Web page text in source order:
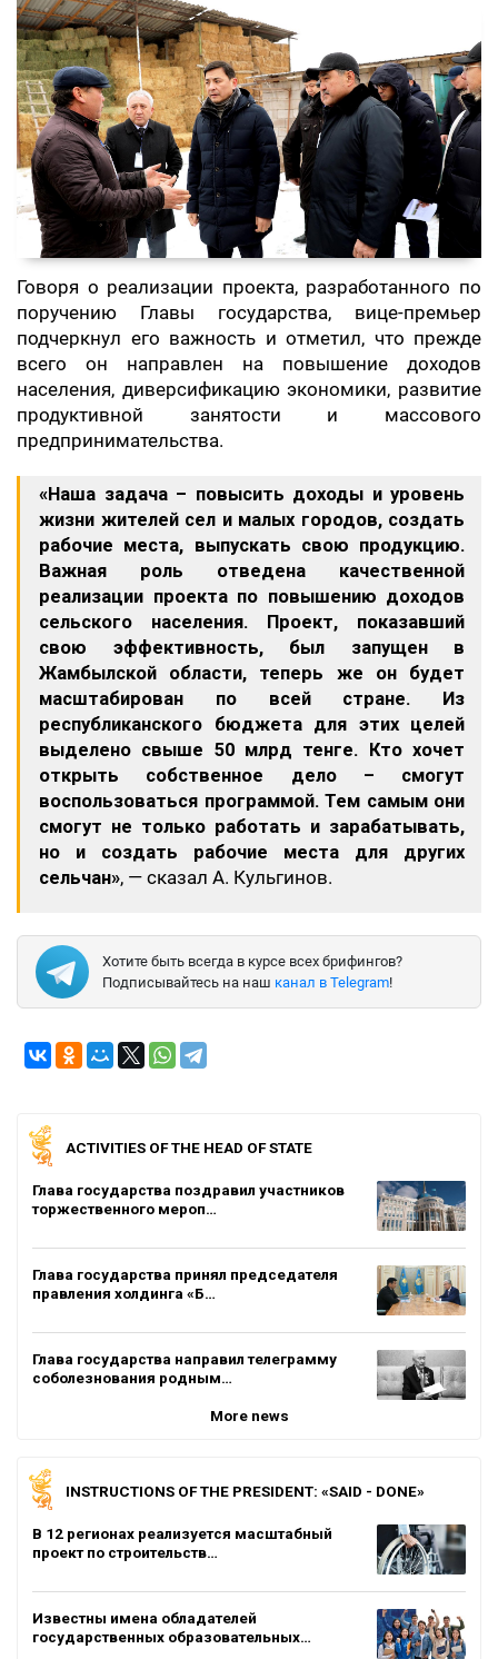
Говоря о реализации проекта, разработанного по
поручению Главы государства, вице-премьер
подчеркнул его важность и отметил, что прежде
всего он направлен на повышение доходов
населения, диверсификацию экономики, развитие
продуктивной занятости и массового
предпринимательства.
«Наша задача – повысить доходы и уровень
жизни жителей сел и малых городов, создать
рабочие места, выпускать свою продукцию.
Важная роль отведена качественной
реализации проекта по повышению доходов
сельского населения. Проект, показавший
свою эффективность, был запущен в
Жамбылской области, теперь же он будет
масштабирован по всей стране. Из
республиканского бюджета для этих целей
выделено свыше 50 млрд тенге. Кто хочет
открыть собственное дело – смогут
воспользоваться программой. Тем самым они
смогут не только работать и зарабатывать,
но и создать рабочие места для других
сельчан», — сказал А. Кульгинов.
Хотите быть всегда в курсе всех брифингов?
Подписывайтесь на наш канал в Telegram!
ACTIVITIES OF THE HEAD OF STATE
Глава государства поздравил участников
торжественного мероп…
Глава государства принял председателя
правления холдинга «Б…
Глава государства направил телеграмму
соболезнования родным…
More news
INSTRUCTIONS OF THE PRESIDENT: «SAID - DONE»
В 12 регионах реализуется масштабный
проект по строительств…
Известны имена обладателей
государственных образовательных…